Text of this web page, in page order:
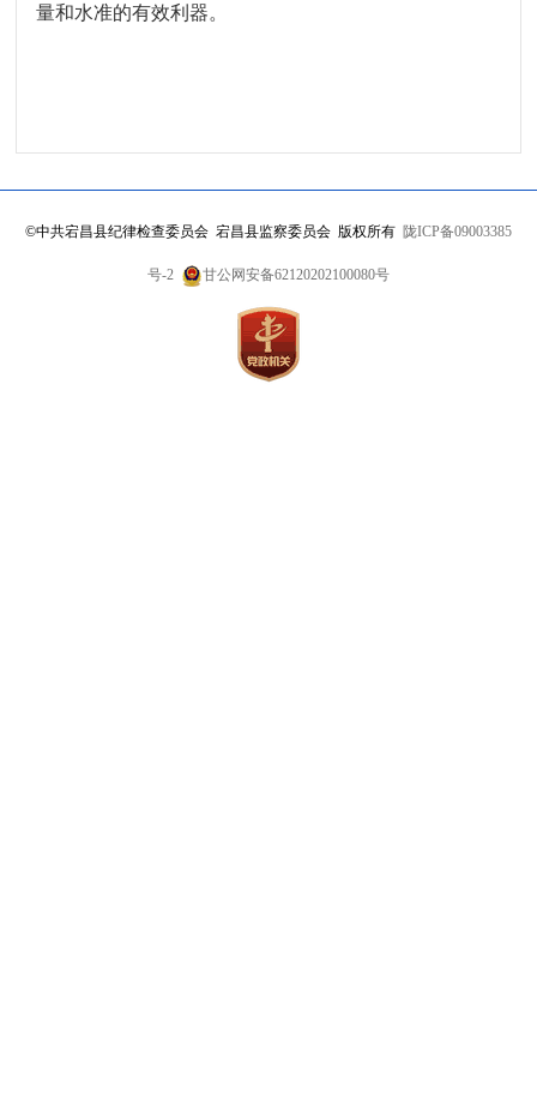
量和水准的有效利器。
©中共宕昌县纪律检查委员会 宕昌县监察委员会 版权所有 陇ICP备09003385
号-2 甘公网安备62120202100080号